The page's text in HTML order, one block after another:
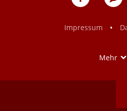
Impressum
•
Mehr